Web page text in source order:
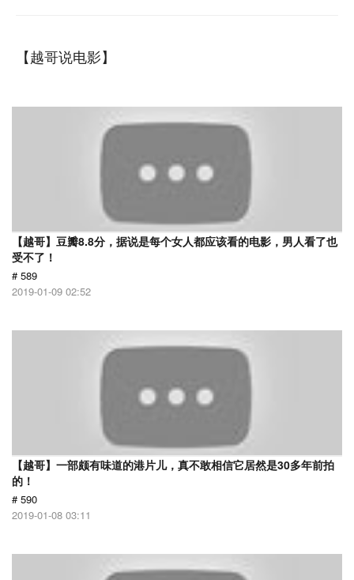
【越哥说电影】
【越哥】豆瓣8.8分，据说是每个女人都应该看的电影，男人看了也
受不了！
# 589
2019-01-09 02:52
【越哥】一部颇有味道的港片儿，真不敢相信它居然是30多年前拍
的！
# 590
2019-01-08 03:11